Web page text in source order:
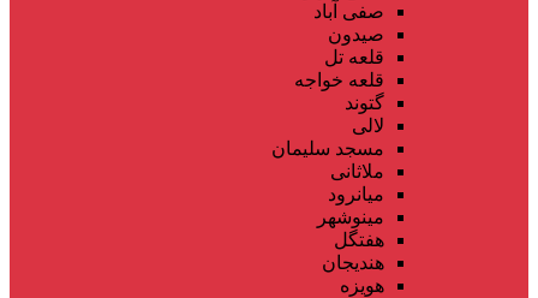
صفی آباد
صیدون
قلعه تل
قلعه خواجه
گتوند
لالی
مسجد سلیمان
ملاثانی
میانرود
مینوشهر
هفتگل
هندیجان
هویزه